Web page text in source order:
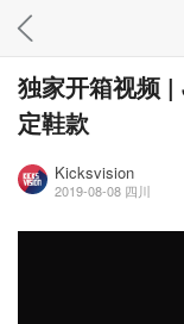
独家开箱视频
定鞋款
Kicksvision
2019-08-08 四川